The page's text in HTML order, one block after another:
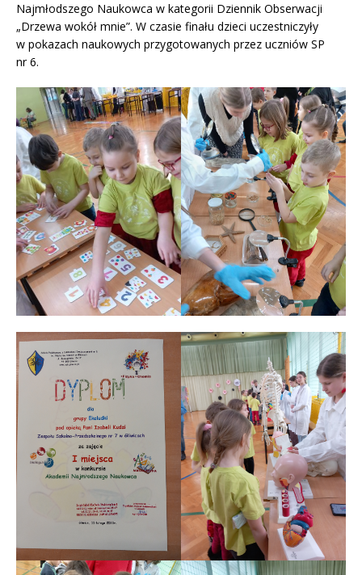
Najmłodszego Naukowca w kategorii Dziennik Obserwacji
„Drzewa wokół mnie”. W czasie finału dzieci uczestniczyły
w pokazach naukowych przygotowanych przez uczniów SP
nr 6.